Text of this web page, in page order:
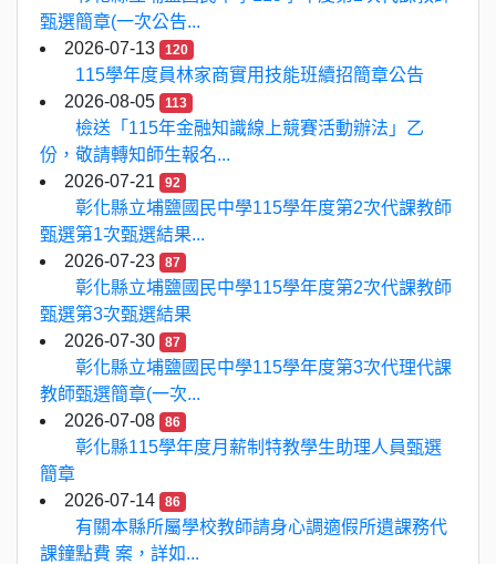
甄選簡章(一次公告...
2026-07-13
120
115學年度員林家商實用技能班續招簡章公告
2026-08-05
113
檢送「115年金融知識線上競賽活動辦法」乙
份，敬請轉知師生報名...
2026-07-21
92
彰化縣立埔鹽國民中學115學年度第2次代課教師
甄選第1次甄選結果...
2026-07-23
87
彰化縣立埔鹽國民中學115學年度第2次代課教師
甄選第3次甄選結果
2026-07-30
87
彰化縣立埔鹽國民中學115學年度第3次代理代課
教師甄選簡章(一次...
2026-07-08
86
彰化縣115學年度月薪制特教學生助理人員甄選
簡章
2026-07-14
86
有關本縣所屬學校教師請身心調適假所遺課務代
課鐘點費 案，詳如...